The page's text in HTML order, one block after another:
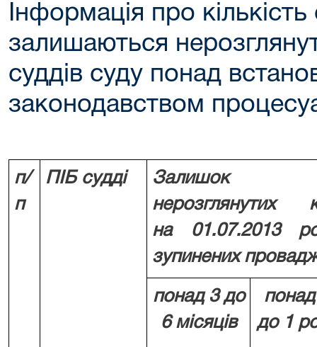
Інформація про кількість
залишаються
суддів суду понад
законодавством
п/
п
ПІБ судді
Залишок
нерозглянутих
на
01.07.2013
зупинених
понад 3до
6 місяців
до 1